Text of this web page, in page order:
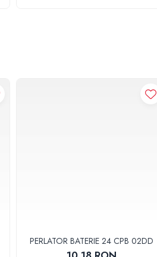
PERLATOR BATERIE 24 CPB 02DD